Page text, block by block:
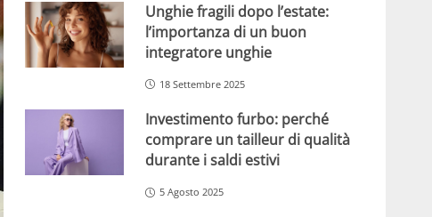
Unghie fragili dopo l’estate:
l’importanza di un buon
integratore unghie
18 Settembre 2025
Investimento furbo: perché
comprare un tailleur di qualità
durante i saldi estivi
5 Agosto 2025